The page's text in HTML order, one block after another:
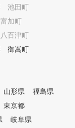
池田町
加町
百津町
御嵩町
山形県
福島県
東京都
岐阜県